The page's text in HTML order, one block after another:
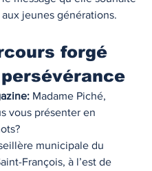
jeunes générations.
forgé
Madame Piché,
vous présenter en
municipale du
François, à l’est de